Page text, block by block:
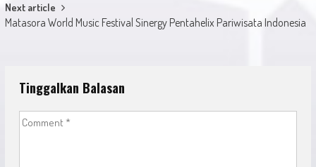
Next article
Matasora World Music Festival Sinergy Pentahelix Pariwisata Indonesia
Tinggalkan Balasan